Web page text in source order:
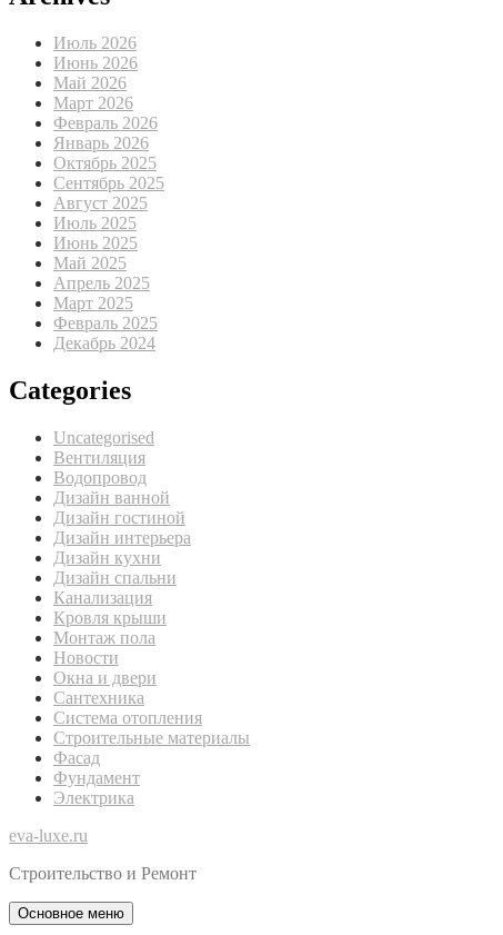
Июль 2026
Июнь 2026
Май 2026
Март 2026
Февраль 2026
Январь 2026
Октябрь 2025
Сентябрь 2025
Август 2025
Июль 2025
Июнь 2025
Май 2025
Апрель 2025
Март 2025
Февраль 2025
Декабрь 2024
Categories
Uncategorised
Вентиляция
Водопровод
Дизайн ванной
Дизайн гостиной
Дизайн интерьера
Дизайн кухни
Дизайн спальни
Канализация
Кровля крыши
Монтаж пола
Новости
Окна и двери
Сантехника
Система отопления
Строительные материалы
Фасад
Фундамент
Электрика
eva-luxe.ru
Строительство и Ремонт
Основное меню